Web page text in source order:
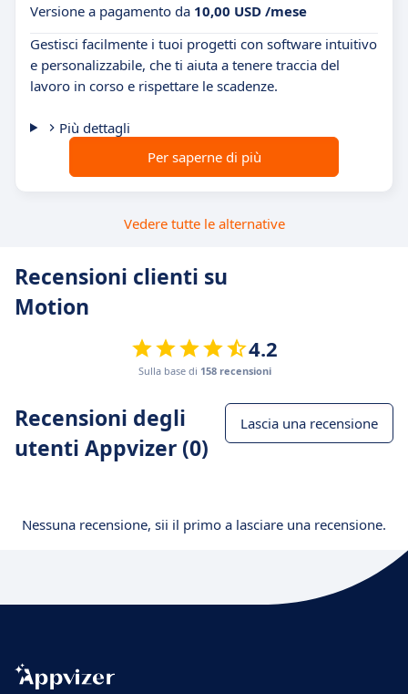
Versione a pagamento da 10,00 USD /mese
Gestisci facilmente i tuoi progetti con software intuitivo
e personalizzabile, che ti aiuta a tenere traccia del
lavoro in corso e rispettare le scadenze.
Più dettagli
Per saperne di più
Vedere tutte le alternative
Recensioni clienti su
Motion
4.2
Sulla base di 158 recensioni
Recensioni degli
utenti Appvizer (0)
Lascia una recensione
Nessuna recensione, sii il primo a lasciare una recensione.